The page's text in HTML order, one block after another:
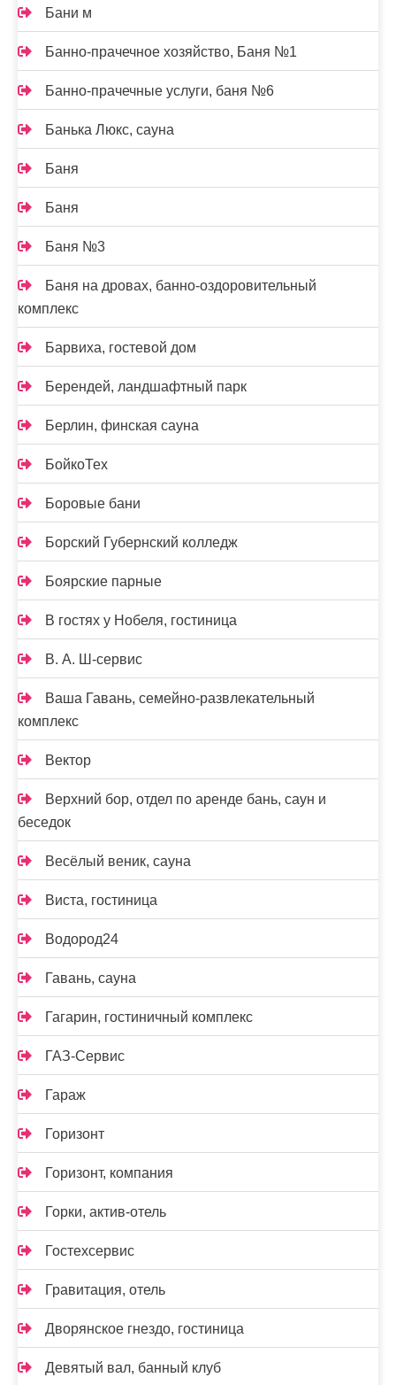
Бани м
Банно-прачечное хозяйство, Баня №1
Банно-прачечные услуги, баня №6
Банька Люкс, сауна
Баня
Баня
Баня №3
Баня на дровах, банно-оздоровительный
комплекс
Барвиха, гостевой дом
Берендей, ландшафтный парк
Берлин, финская сауна
БойкоТех
Боровые бани
Борский Губернский колледж
Боярские парные
В гостях у Нобеля, гостиница
В. А. Ш-сервис
Ваша Гавань, семейно-развлекательный
комплекс
Вектор
Верхний бор, отдел по аренде бань, саун и
беседок
Весёлый веник, сауна
Виста, гостиница
Водород24
Гавань, сауна
Гагарин, гостиничный комплекс
ГАЗ-Сервис
Гараж
Горизонт
Горизонт, компания
Горки, актив-отель
Гостехсервис
Гравитация, отель
Дворянское гнездо, гостиница
Девятый вал, банный клуб